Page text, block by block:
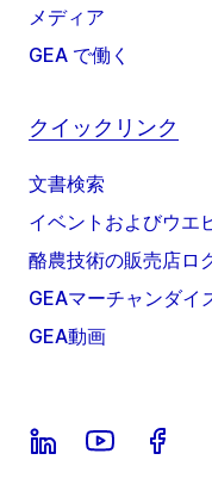
メディア
GEA で働く
クイックリンク
文書検索
イベントおよびウエ
酪農技術の販売店ロ
GEAマーチャンダイ
GEA動画